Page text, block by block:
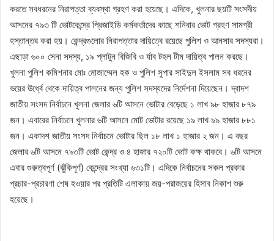
করতে সবধরনের নিরাপত্তা ব্যবস্থা গ্রহণ করা হয়েছে। এদিকে, খুলনার ছয়টি সংসদীয়
আসনের ৭৯৩ টি ভোটকেন্দ্রে প্রিজাইডি কর্মকর্তাদের কাছে শনিবার ভোট গ্রহণ সামগ্রী
হস্তান্তর করা হয়। কেন্দ্রগুলোর নিরাপত্তার দায়িত্বে রয়েছে পুলিশ ও আনসার সদস্যরা।
এছাড়া ৬০০ সেনা সদস্য, ১৯ প্লাটুন বিজিবি ও র্যাব টহল টীম দায়িত্ব পালন করছে।
খুলনা পুলিশ কমিশনার মোঃ মোজাম্মেল হক ও পুলিশ সুপার সাইদুল ইসলাম সব ধরনের
ভয়ের ঊর্ধ্বে থেকে দায়িত্ব পালনের জন্য পুলিশ সদস্যদের নির্দেশনা দিয়েছেন। দ্বাদশ
জাতীয় সংসদ নির্বাচনে খুলনা জেলার ৬টি আসনে ভোটার বেড়েছে ১ লাখ ৯৮ হাজার ৮৭৯
জন। এবারের নির্বাচনে খুলনার ৬টি আসনে মোট ভোটার রয়েছে ১৯ লাখ ৯৯ হাজার ৮৮১
জন। একাদশ জাতীয় সংসদ নির্বাচনে ভোটার ছিল ১৮ লাখ ১ হাজার ২ জন। এ বছর
জেলার ৬টি আসনে ৭৯৩টি ভোট কেন্দ্র ও ৪ হাজার ৭২০টি ভোট কক্ষ থাকবে। ৬টি আসনে
এবার গুরুত্বপূর্ণ (ঝুঁকিপূর্ণ) কেন্দ্রের সংখ্যা ৬৩১টি। এদিকে নির্বাচনের সকল প্রকার
প্রচার-প্রচারণা শেষ হওয়ার পর প্রতিটি এলাকায় জয়-পরাজয়ের হিসাব নিকাশ শুরু
হয়েছে।